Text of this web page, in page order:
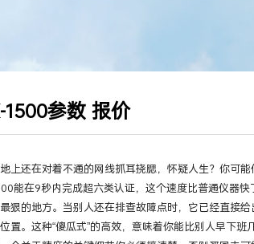
铜缆光纤测试 铜缆测试仪|DTX-1800|DSX2-
参数 报价
上还在对着不通的网线抓耳挠腮，怀疑人生？你可
能在9秒内完成超六类认证，这个速度比普通仪器
狠的地方。当别人还在排查故障点时，它已经直接
置。这种“傻瓜式”的高效，意味着你能比别人早下班